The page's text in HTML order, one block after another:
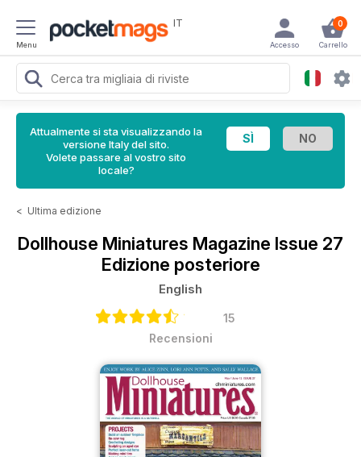
Menu
IT 0
Carrello
Accesso
Attualmente si sta visualizzando la
versione Italy del sito.
Volete passare al vostro sito
locale?
< Ultima edizione
Dollhouse Miniatures Magazine Issue 27
Edizione posteriore
English
15
Recensioni